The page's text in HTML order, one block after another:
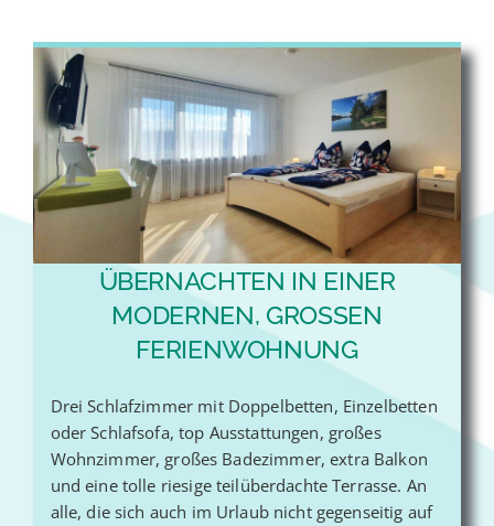
ÜBERNACHTEN IN EINER
MODERNEN, GROSSEN F
ERIENWOHNUNG
Drei Schlafzimmer mit Doppelbetten, Einzelbetten
oder Schlafsofa, top Ausstattungen, großes
Wohnzimmer, großes Badezimmer, extra Balkon
und eine tolle riesige teilüberdachte Terrasse. An
alle, die sich auch im Urlaub nicht gegenseitig auf